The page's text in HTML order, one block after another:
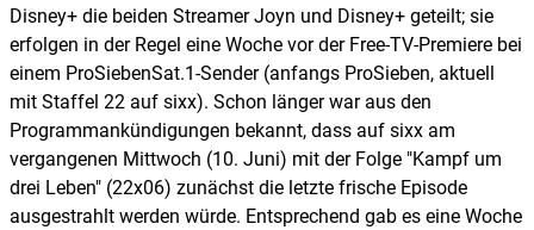
Disney+ die beiden Streamer Joyn und Disney+ geteilt; sie
erfolgen in der Regel eine Woche vor der Free-TV-Premiere bei
einem ProSiebenSat.1-Sender (anfangs ProSieben, aktuell
mit Staffel 22 auf sixx). Schon länger war aus den
Programmankündigungen bekannt, dass auf sixx am
vergangenen Mittwoch (10. Juni) mit der Folge "Kampf um
drei Leben" (22x06) zunächst die letzte frische Episode
ausgestrahlt werden würde. Entsprechend gab es eine Woche